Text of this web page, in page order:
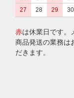
27
28 29 30
赤は休業日です。
商品発送の業務は
だきます。